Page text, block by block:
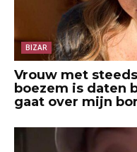
BIZAR
Vrouw met
boezem is daten
gaat over mijn